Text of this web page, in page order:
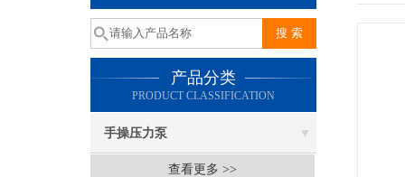
产品分类
PRODUCT CLASSIFICATION
手操压力泵
查看更多 >>